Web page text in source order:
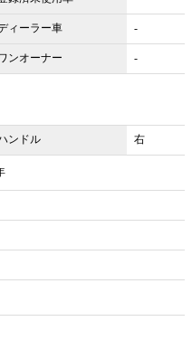
ィーラー車 -
ンオーナー -
ンドル
右